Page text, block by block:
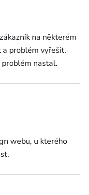
na některém
a problém vyřešit.
nastal.
webu, u kterého